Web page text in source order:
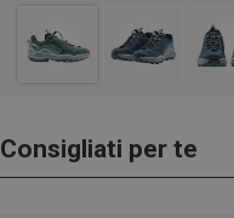
Consigliati per te